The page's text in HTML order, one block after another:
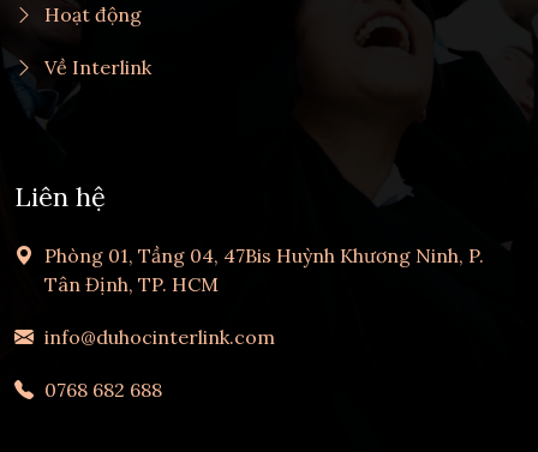
Hoạt động
Về Interlink
Liên hệ
Phòng 01, Tầng 04, 47Bis Huỳnh Khương Ninh, P.
Tân Định, TP. HCM
info@duhocinterlink.com
0768 682 688